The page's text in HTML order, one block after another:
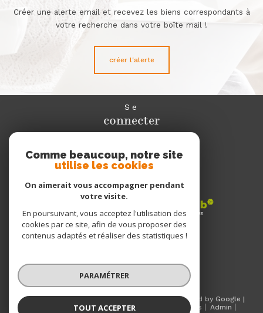
Créer une alerte email et recevez les biens correspondants à
votre recherche dans votre boîte mail !
créer l'alerte
Se
connecter
Nous
adhérons
Nous
© 2026 | Tous droits réservés | Traduction powered by Google |
Nos honoraires
Plan du site Mentions légales
Admin
Comme beaucoup, notre site
utilise les cookies
On aimerait vous accompagner pendant
votre visite.
En poursuivant, vous acceptez l'utilisation des
cookies par ce site, afin de vous proposer des
contenus adaptés et réaliser des statistiques !
PARAMÉTRER
TOUT ACCEPTER